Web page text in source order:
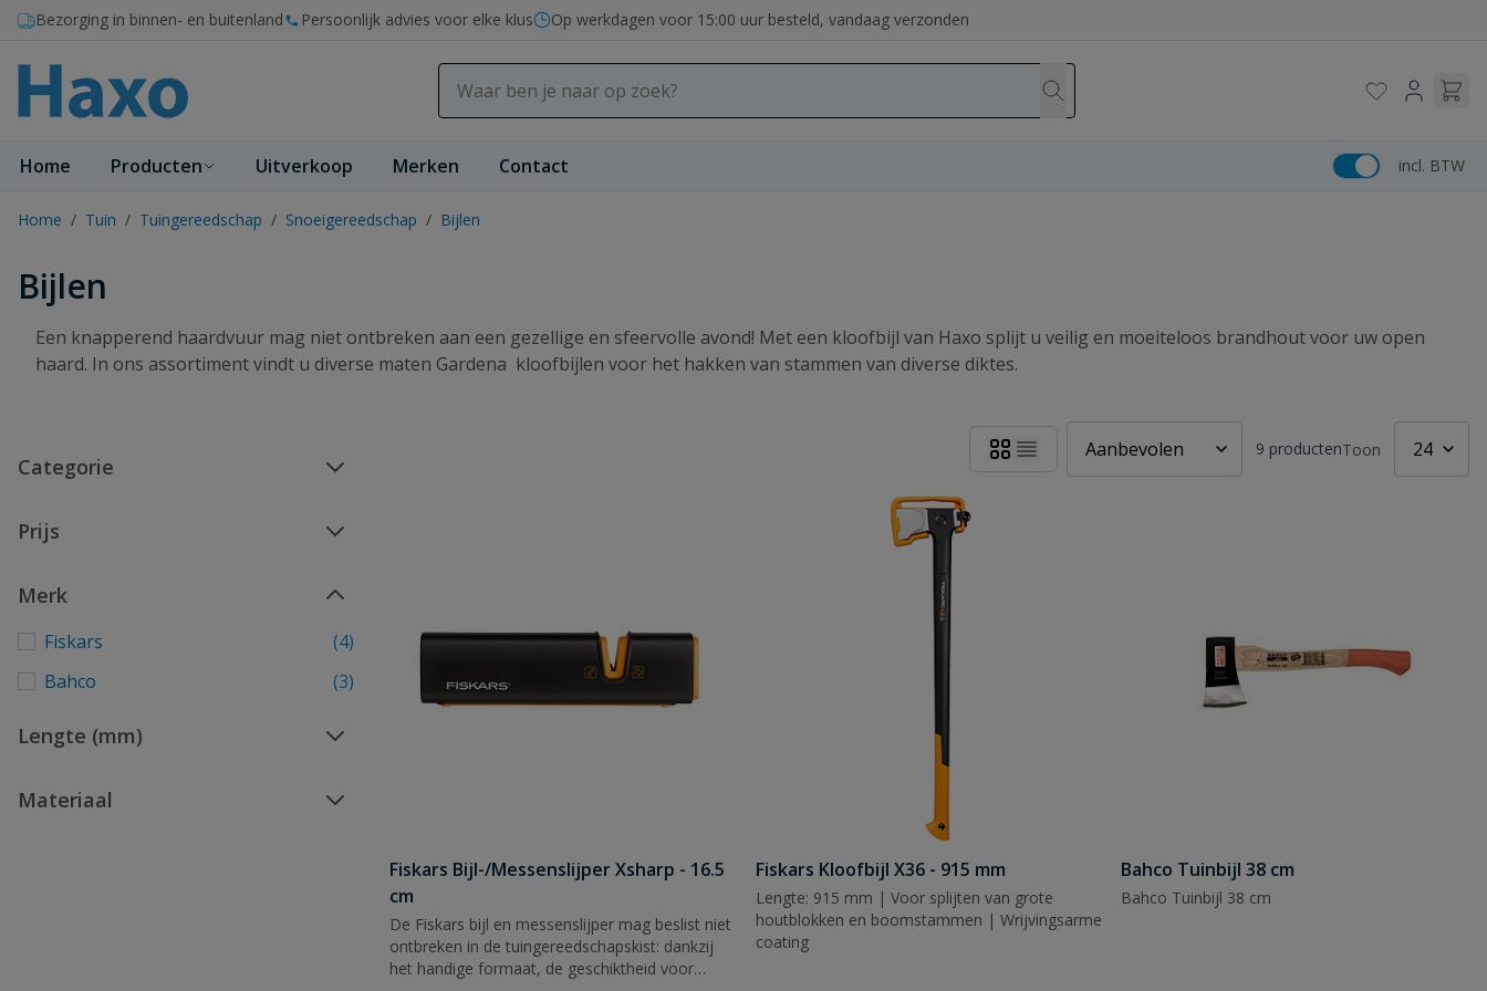
Ga naar de inhoud
Bezorging in binnen- en buitenland Persoonlijk advies voor elke klus Op werkdagen voor 15:00 uur besteld, vandaag verzonden
Home Producten Uitverkoop Merken Contact incl. BTW
Home / Tuin / Tuingereedschap / Snoeigereedschap / Bijlen
Bijlen
Een knapperend haardvuur mag niet ontbreken aan een gezellige en sfeervolle avond! Met een kloofbijl van Haxo splijt u veilig en moeiteloos brandhout voor uw open
haard. In ons assortiment vindt u diverse maten Gardena kloofbijlen voor het hakken van stammen van diverse diktes.
Categorie
Prijs
Merk
Fiskars
(4)
Bahco
(3)
Lengte (mm)
Materiaal
9 productenToon
Fiskars Bijl-/Messenslijper Xsharp - 16.5
cm
De Fiskars bijl en messenslijper mag beslist niet
ontbreken in de tuingereedschapskist: dankzij
het handige formaat, de geschiktheid voor
Fiskars Kloofbijl X36 - 915 mm
Lengte: 915 mm | Voor splijten van grote
houtblokken en boomstammen | Wrijvingsarme
coating
Bahco Tuinbijl 38 cm
Bahco Tuinbijl 38 cm